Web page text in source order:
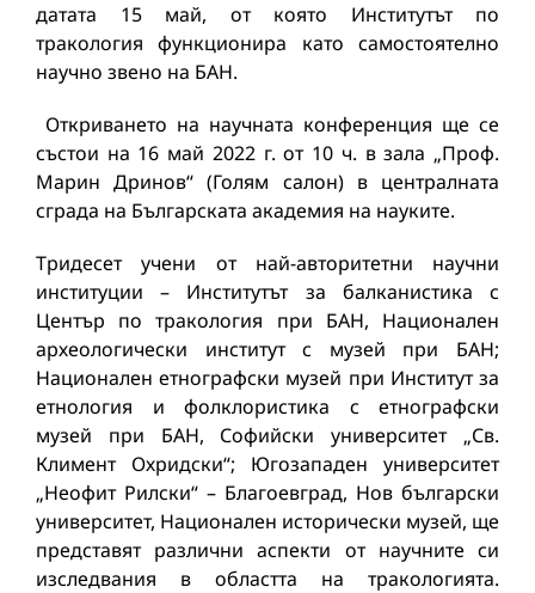
датата 15 май, от която Институтът по
тракология функционира като самостоятелно
научно звено на БАН.
Откриването на научната конференция ще се
състои на 16 май 2022 г. от 10 ч. в зала „Проф.
Марин Дринов“ (Голям салон) в централната
сграда на Българската академия на науките.
Тридесет учени от най-авторитетни научни
институции – Институтът за балканистика с
Център по тракология при БАН, Национален
археологически институт с музей при БАН;
Национален етнографски музей при Институт за
етнология и фолклористика с етнографски
музей при БАН, Софийски университет „Св.
Климент Охридски“; Югозападен университет
„Неофит Рилски“ – Благоевград, Нов български
университет, Национален исторически музей, ще
представят различни аспекти от научните си
изследвания в областта на тракологията.